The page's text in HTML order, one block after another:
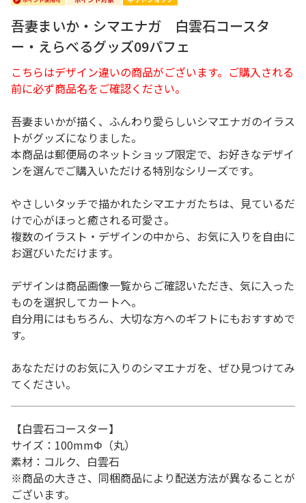
吾妻まいか・シマエナガ 白雲石コースタ
ー・えらべるグッズ09パフェ
こちらはデザイン違いの商品がございます。ご購入される
前に必ず商品名をご確認ください。
吾妻まいかが描く、ふんわり愛らしいシマエナガのイラス
トがグッズになりました。
本商品は郵便局のネットショップ限定で、お好きなデザイ
ンを選んでご購入いただける特別なシリーズです。
やさしいタッチで描かれたシマエナガたちは、見ているだ
けで心がほっと癒される可愛さ。
複数のイラスト・デザインの中から、お気に入りを自由に
お選びいただけます。
デザインは商品画像一覧からご確認いただき、気に入った
ものを選択してカートへ。
自分用にはもちろん、大切な方へのギフトにもおすすめで
す。
あなただけのお気に入りのシマエナガを、ぜひ見つけてみ
てください。
【白雲石コースター】
サイズ：100mmΦ（丸）
素材：コルク、白雲石
※商品の大きさ、同梱商品により配送方法が異なることが
ございます。